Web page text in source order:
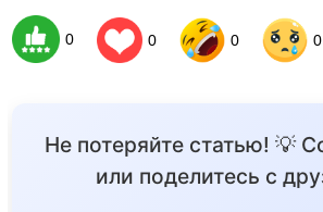
0 0 0 0
Не потеряйте статью! 💡
или поделитесь с